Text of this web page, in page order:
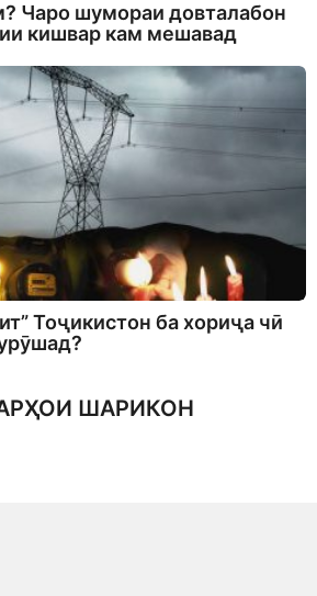
Чаро шумораи довталабон
кишвар кам мешавад
Тоҷикистон ба хориҷа чӣ
ШАРИКОН